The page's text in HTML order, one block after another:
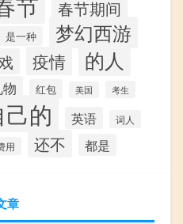
春节期间
是一种 梦幻西游
疫情 的人
红包 美国 考生
己的 英语 词人
用 还不 都是
章